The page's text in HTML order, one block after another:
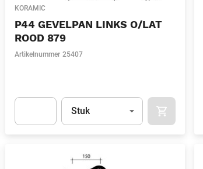
KORAMIC
P44 GEVELPAN LINKS O/LAT
ROOD 879
Artikelnummer 25407
Eenheid
Stuk